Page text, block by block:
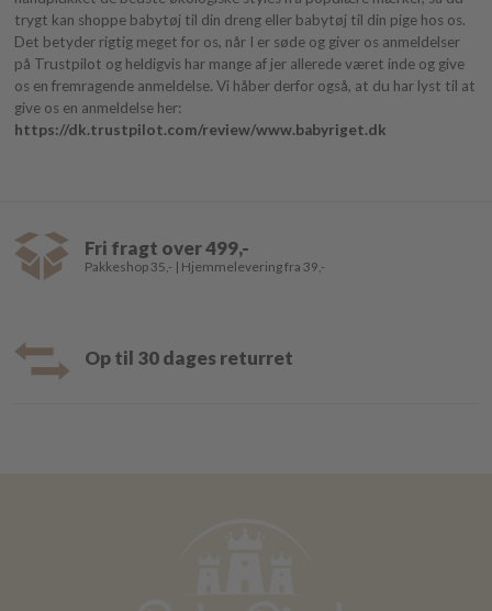
trygt kan shoppe babytøj til din dreng eller babytøj til din pige hos os.
Det betyder rigtig meget for os, når I er søde og giver os anmeldelser
på Trustpilot og heldigvis har mange af jer allerede været inde og give
os en fremragende anmeldelse. Vi håber derfor også, at du har lyst til at
give os en anmeldelse her:
https://dk.trustpilot.com/review/www.babyriget.dk
Fri fragt over 499,-
Pakkeshop 35,- | Hjemmelevering fra 39,-
Op til 30 dages returret